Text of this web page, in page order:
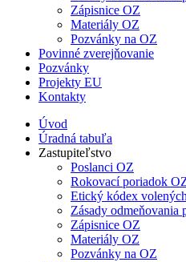
Zápisnice OZ
Materiály OZ
Pozvánky na OZ
Povinné zverejňovanie
Pozvánky
Projekty EU
Kontakty
Úvod
Úradná tabuľa
Zastupiteľstvo
Poslanci OZ
Rokovací poriadok
Etický kódex
Zásady odmeňovania
Zápisnice OZ
Materiály OZ
Pozvánky na OZ